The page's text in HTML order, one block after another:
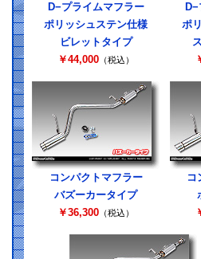
D−プライムマフラー
ポリッシュステン仕様
ビレットタイプ
￥44,000 （税込）
ポ
コンパクトマフラー
バズーカータイプ
￥36,300 （税込）
コ